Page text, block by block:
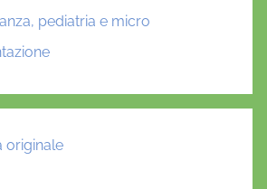
pediatria e micro
originale